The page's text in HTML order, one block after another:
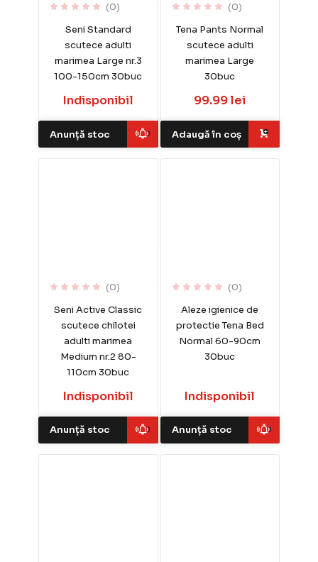
(0)
Seni Standard
scutece adulti
marimea Large nr.3
100-150cm 30buc
Indisponibil
Anunță stoc
(0)
Tena Pants Normal
scutece adulti
marimea Large
30buc
99.99 lei
Adaugă în coș
(0)
Seni Active Classic
scutece chilotei
adulti marimea
Medium nr.2 80-
110cm 30buc
Indisponibil
Anunță stoc
(0)
Aleze igienice de
protectie Tena Bed
Normal 60-90cm
30buc
Indisponibil
Anunță stoc